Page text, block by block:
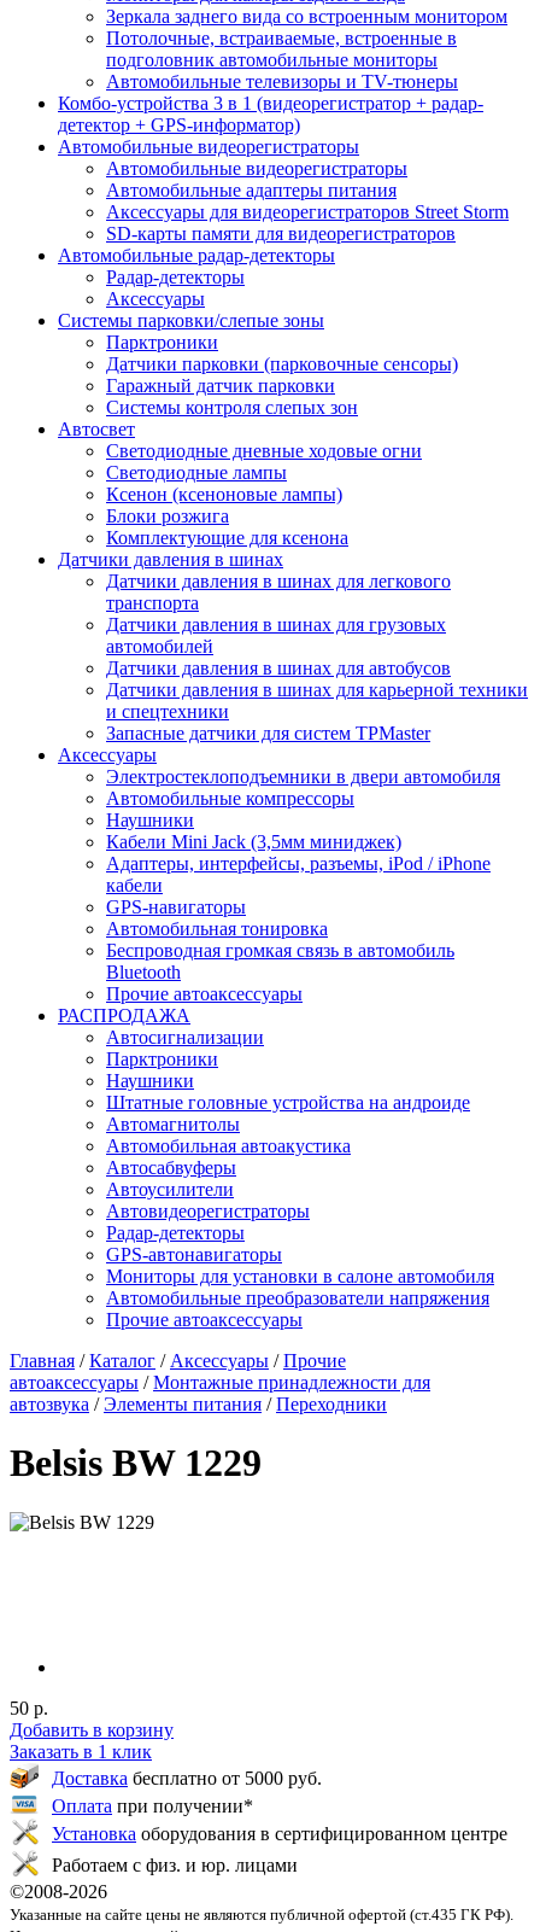
Зеркала заднего вида со встроенным монитором
Потолочные, встраиваемые, встроенные в
подголовник автомобильные мониторы
Автомобильные телевизоры и TV-тюнеры
Комбо-устройства 3 в 1 (видеорегистратор + радар-
детектор + GPS-информатор)
Автомобильные видеорегистраторы
Автомобильные видеорегистраторы
Автомобильные адаптеры питания
Аксессуары для видеорегистраторов Street Storm
SD-карты памяти для видеорегистраторов
Автомобильные радар-детекторы
Радар-детекторы
Аксессуары
Системы парковки/слепые зоны
Парктроники
Датчики парковки (парковочные сенсоры)
Гаражный датчик парковки
Системы контроля слепых зон
Автосвет
Светодиодные дневные ходовые огни
Светодиодные лампы
Ксенон (ксеноновые лампы)
Блоки розжига
Комплектующие для ксенона
Датчики давления в шинах
Датчики давления в шинах для легкового
транспорта
Датчики давления в шинах для грузовых
автомобилей
Датчики давления в шинах для автобусов
Датчики давления в шинах для карьерной техники
и спецтехники
Запасные датчики для систем TPMaster
Аксессуары
Электростеклоподъемники в двери автомобиля
Автомобильные компрессоры
Наушники
Кабели Mini Jack (3,5мм миниджек)
Адаптеры, интерфейсы, разъемы, iPod / iPhone
кабели
GPS-навигаторы
Автомобильная тонировка
Беспроводная громкая связь в автомобиль
Bluetooth
Прочие автоаксессуары
РАСПРОДАЖА
Автосигнализации
Парктроники
Наушники
Штатные головные устройства на андроиде
Автомагнитолы
Автомобильная автоакустика
Автосабвуферы
Автоусилители
Автовидеорегистраторы
Радар-детекторы
GPS-автонавигаторы
Мониторы для установки в салоне автомобиля
Автомобильные преобразователи напряжения
Прочие автоаксессуары
Главная /Каталог / Аксессуары /Прочие
автоаксессуары /Монтажные принадлежности для
автозвука /Элементы питания /Переходники
Belsis BW 1229
50 р.
Добавить в корзину
Заказать в 1 клик
Доставка бесплатно от 5000 руб.
Оплата при получении*
Установка оборудования в сертифицированном центре
Работаем с физ. и юр. лицами
©2008-2026
Указанные на сайте цены не являются публичной офертой (ст.435 ГК РФ).